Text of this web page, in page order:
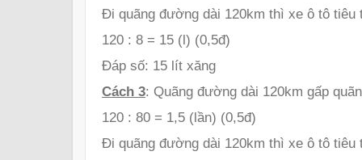
Đi quãng đường dài 120km thì xe ô tô tiêu
120 : 8 = 15 (l) (0,5đ)
Đáp số: 15 lít xăng
Cách 3: Quãng đường dài 120km gấp
120 : 80 = 1,5 (lần) (0,5đ)
Đi quãng đường dài 120km thì xe ô tô tiêu